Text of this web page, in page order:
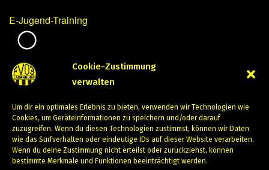
Cookie-Zustimmung
verwalten
Um dir ein optimales Erlebnis zu bieten, verwenden wir Technologien wie
Cookies, um Geräteinformationen zu speichern und/oder darauf
zuzugreifen. Wenn du diesen Technologien zustimmst, können wir Daten
wie das Surfverhalten oder eindeutige IDs auf dieser Website verarbeiten.
Wenn du deine Zustimmung nicht erteilst oder zurückziehst, können
bestimmte Merkmale und Funktionen beeinträchtigt werden.
E-Jugend-Training
November 17, 2023
PREVIOUS